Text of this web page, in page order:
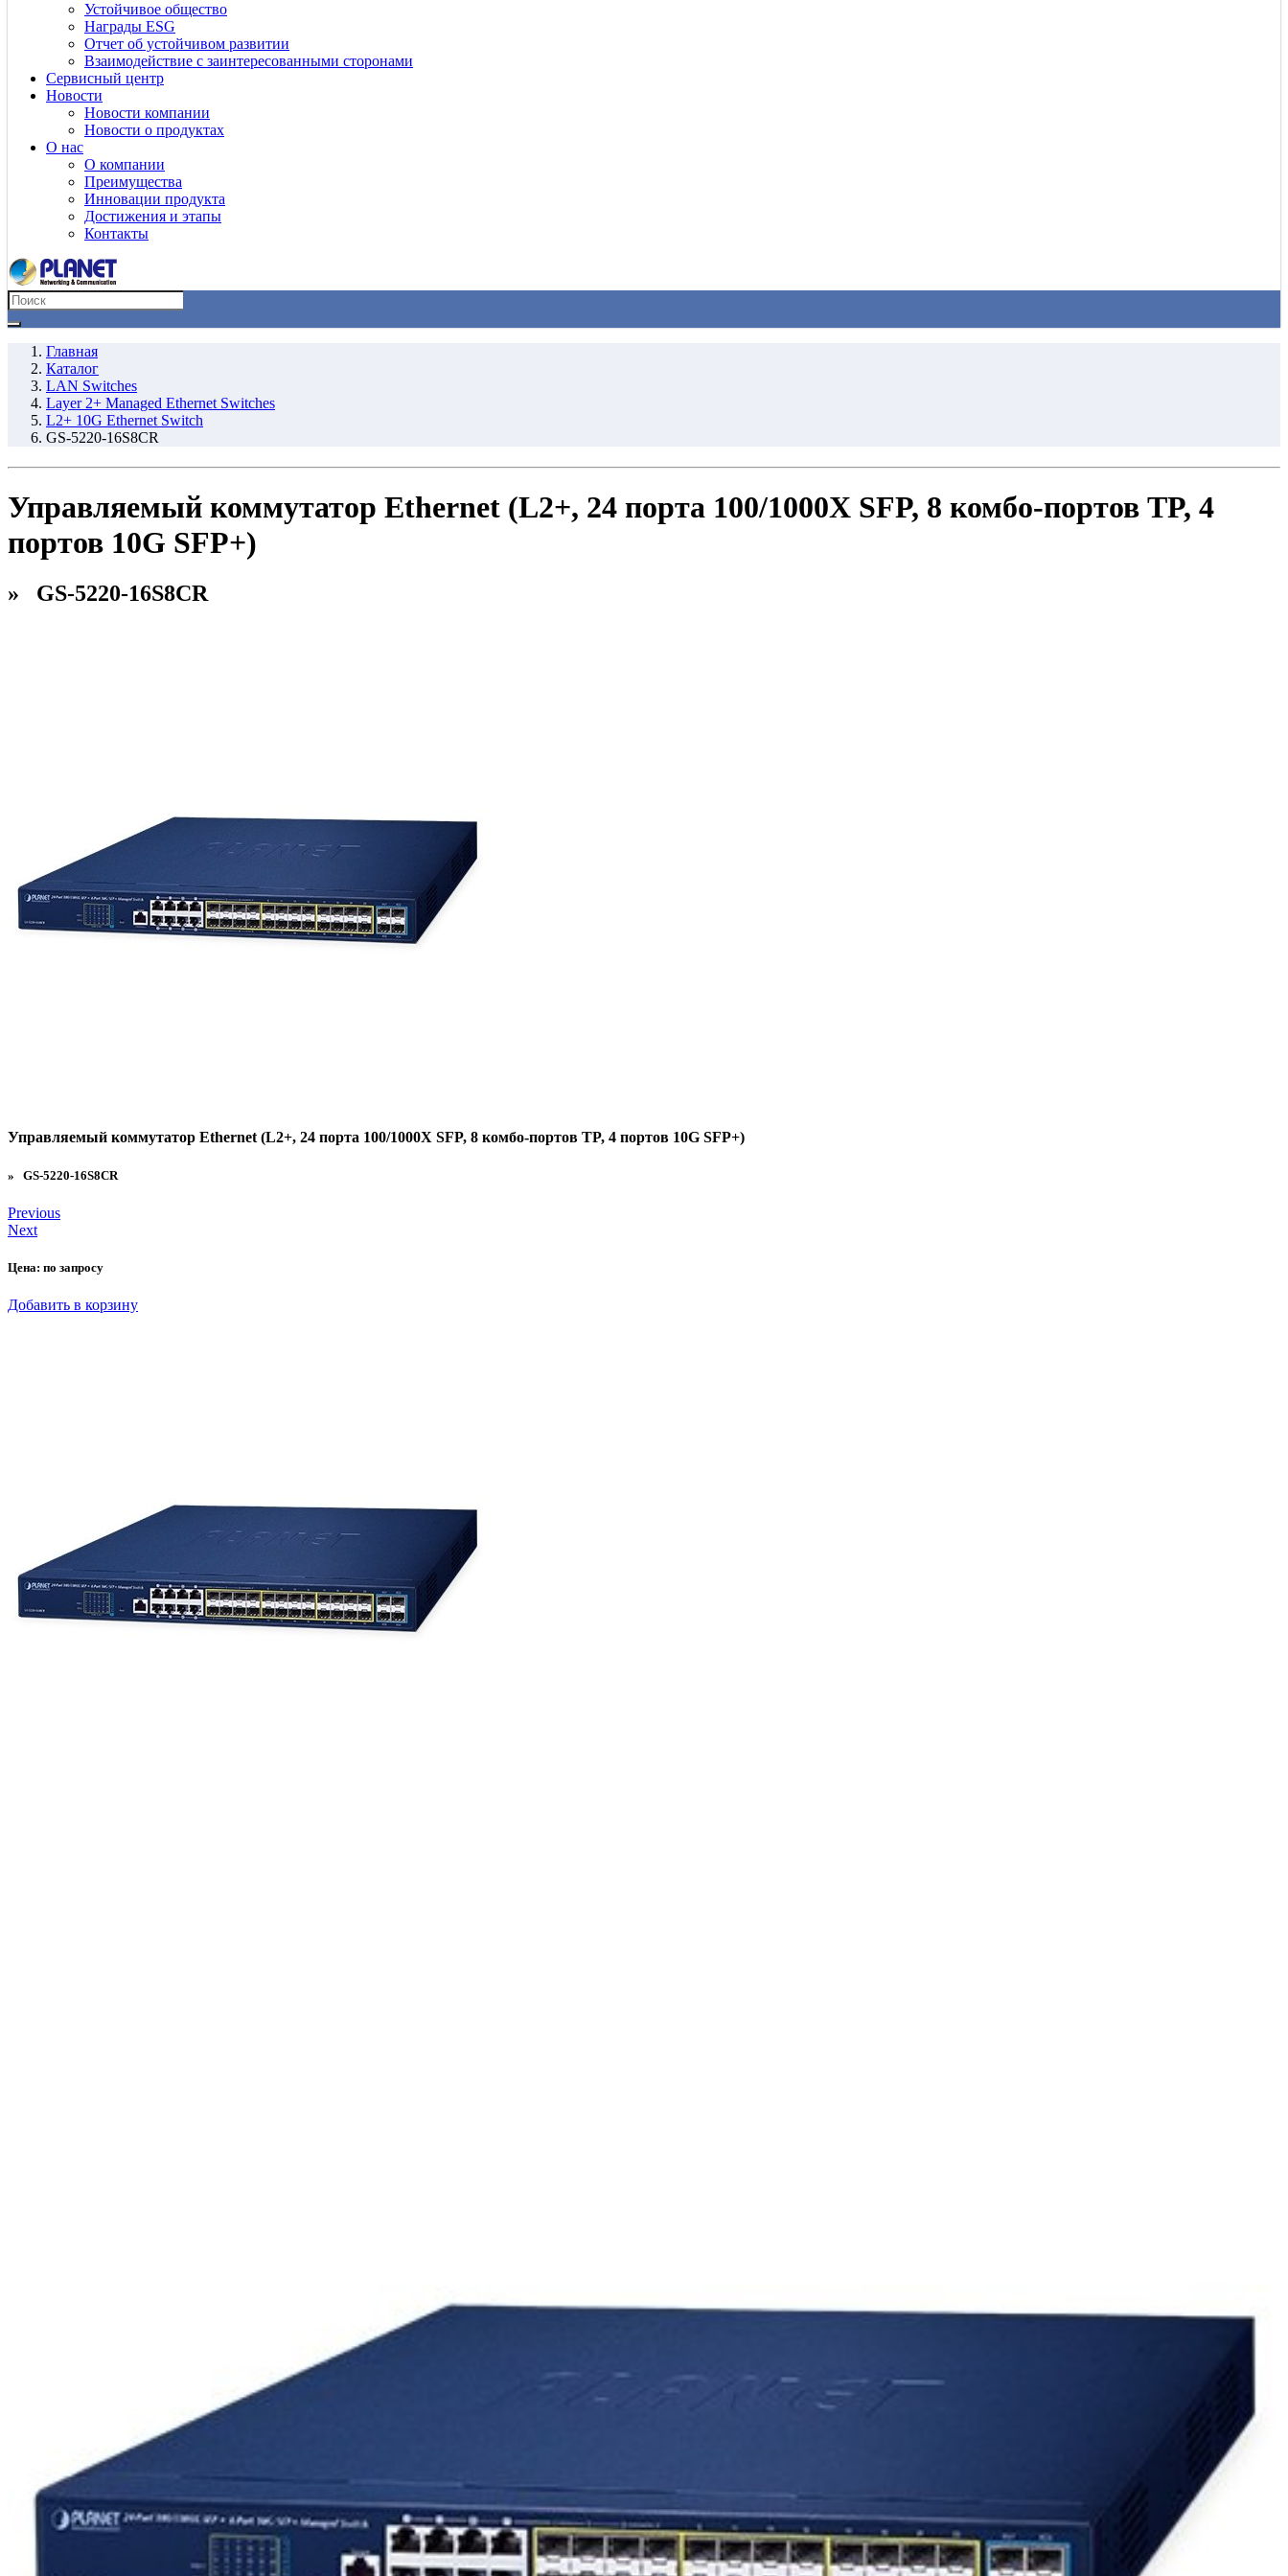
Устойчивое общество
Награды ESG
Отчет об устойчивом развитии
Взаимодействие с заинтересованными сторонами
Сервисный центр
Новости
Новости компании
Новости о продуктах
О нас
О компании
Преимущества
Инновации продукта
Достижения и этапы
Контакты
Главная
Каталог
LAN Switches
Layer 2+ Managed Ethernet Switches
L2+ 10G Ethernet Switch
GS-5220-16S8CR
Управляемый коммутатор Ethernet (L2+, 24 порта 100/1000X SFP, 8 комбо-портов TP, 4
портов 10G SFP+)
» GS-5220-16S8CR
Управляемый коммутатор Ethernet (L2+, 24 порта 100/1000X SFP, 8 комбо-портов TP, 4 портов 10G SFP+)
» GS-5220-16S8CR
Previous
Next
Цена: по запросу
Добавить в корзину